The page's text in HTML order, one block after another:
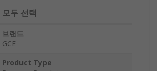
모두 선택
브랜드
GCE
Product Type